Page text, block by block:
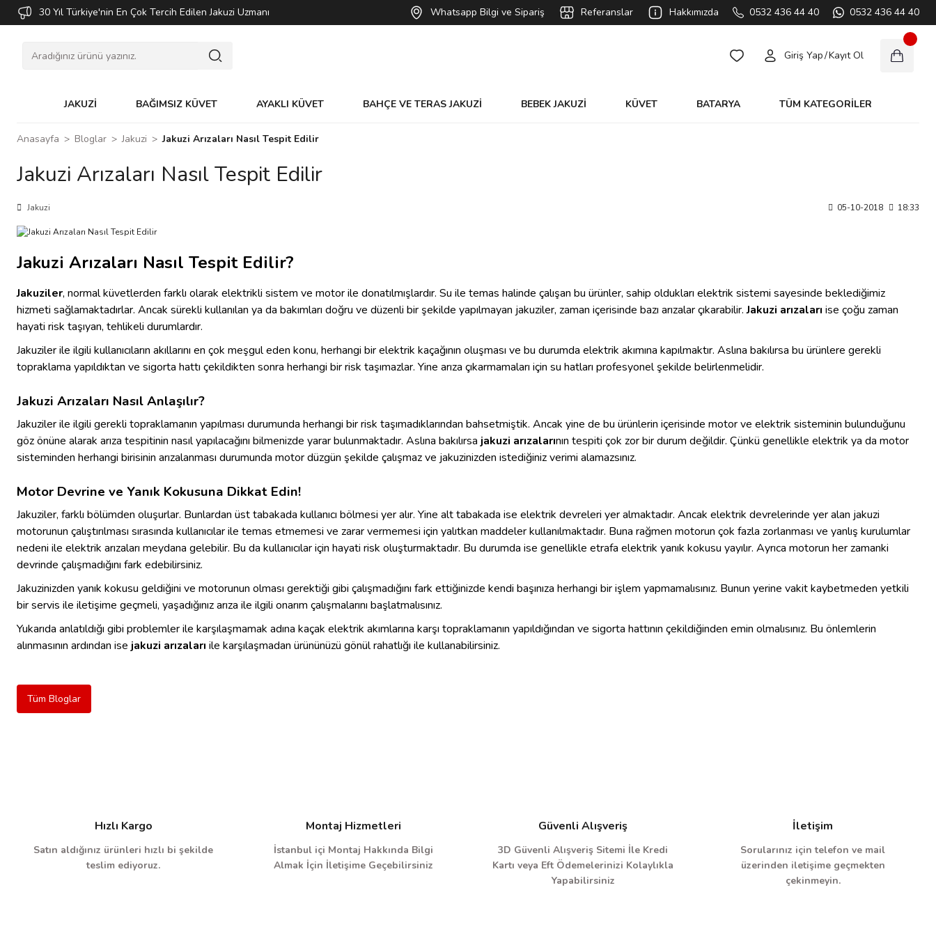
30 Yıl Türkiye'nin En Çok Tercih Edilen Jakuzi Uzmanı Whatsapp Bilgi ve Sipariş Referanslar Hakkımızda 0532 436 44 40 0532 436 44 40
Giriş Yap/Kayıt Ol
JAKUZİ BAĞIMSIZ KÜVET AYAKLI KÜVET BAHÇE VE TERAS JAKUZİ BEBEK JAKUZİ KÜVET BATARYA TÜM KATEGORİLER
Anasayfa Bloglar Jakuzi Jakuzi Arızaları Nasıl Tespit Edilir
Jakuzi Arızaları Nasıl Tespit Edilir
Jakuzi 05-10-2018 18:33
Jakuzi Arızaları Nasıl Tespit Edilir?
Jakuziler, normal küvetlerden farklı olarak elektrikli sistem ve motor ile donatılmışlardır. Su ile temas halinde çalışan bu ürünler, sahip oldukları elektrik sistemi sayesinde beklediğimiz
hizmeti sağlamaktadırlar. Ancak sürekli kullanılan ya da bakımları doğru ve düzenli bir şekilde yapılmayan jakuziler, zaman içerisinde bazı arızalar çıkarabilir.Jakuzi arızaları ise çoğu zaman
hayati risk taşıyan, tehlikeli durumlardır.
Jakuziler ile ilgili kullanıcıların akıllarını en çok meşgul eden konu, herhangi bir elektrik kaçağının oluşması ve bu durumda elektrik akımına kapılmaktır. Aslına bakılırsa bu ürünlere gerekli
topraklama yapıldıktan ve sigorta hattı çekildikten sonra herhangi bir risk taşımazlar. Yine arıza çıkarmamaları için su hatları profesyonel şekilde belirlenmelidir.
Jakuzi Arızaları Nasıl Anlaşılır?
Jakuziler ile ilgili gerekli topraklamanın yapılması durumunda herhangi bir risk taşımadıklarından bahsetmiştik. Ancak yine de bu ürünlerin içerisinde motor ve elektrik sisteminin bulunduğunu
göz önüne alarak arıza tespitinin nasıl yapılacağını bilmenizde yarar bulunmaktadır. Aslına bakılırsa jakuzi arızalarının tespiti çok zor bir durum değildir. Çünkü genellikle elektrik ya da motor
sisteminden herhangi birisinin arızalanması durumunda motor düzgün şekilde çalışmaz ve jakuzinizden istediğiniz verimi alamazsınız.
Motor Devrine ve Yanık Kokusuna Dikkat Edin!
Jakuziler, farklı bölümden oluşurlar. Bunlardan üst tabakada kullanıcı bölmesi yer alır. Yine alt tabakada ise elektrik devreleri yer almaktadır. Ancak elektrik devrelerinde yer alan jakuzi
motorunun çalıştırılması sırasında kullanıcılar ile temas etmemesi ve zarar vermemesi için yalıtkan maddeler kullanılmaktadır. Buna rağmen motorun çok fazla zorlanması ve yanlış kurulumlar
nedeni ile elektrik arızaları meydana gelebilir. Bu da kullanıcılar için hayati risk oluşturmaktadır. Bu durumda ise genellikle etrafa elektrik yanık kokusu yayılır. Ayrıca motorun her zamanki
devrinde çalışmadığını fark edebilirsiniz.
Jakuzinizden yanık kokusu geldiğini ve motorunun olması gerektiği gibi çalışmadığını fark ettiğinizde kendi başınıza herhangi bir işlem yapmamalısınız. Bunun yerine vakit kaybetmeden yetkili
bir servis ile iletişime geçmeli, yaşadığınız arıza ile ilgili onarım çalışmalarını başlatmalısınız.
Yukarıda anlatıldığı gibi problemler ile karşılaşmamak adına kaçak elektrik akımlarına karşı topraklamanın yapıldığından ve sigorta hattının çekildiğinden emin olmalısınız. Bu önlemlerin
alınmasının ardından ise jakuzi arızaları ile karşılaşmadan ürününüzü gönül rahatlığı ile kullanabilirsiniz.
Tüm Bloglar
Hızlı Kargo
Satın aldığınız ürünleri hızlı bi şekilde
teslim ediyoruz.
Montaj Hizmetleri
İstanbul içi Montaj Hakkında Bilgi
Almak İçin İletişime Geçebilirsiniz
Güvenli Alışveriş
3D Güvenli Alışveriş Sitemi İle Kredi
Kartı veya Eft Ödemelerinizi Kolaylıkla
Yapabilirsiniz
İletişim
Sorularınız için telefon ve mail
üzerinden iletişime geçmekten
çekinmeyin.